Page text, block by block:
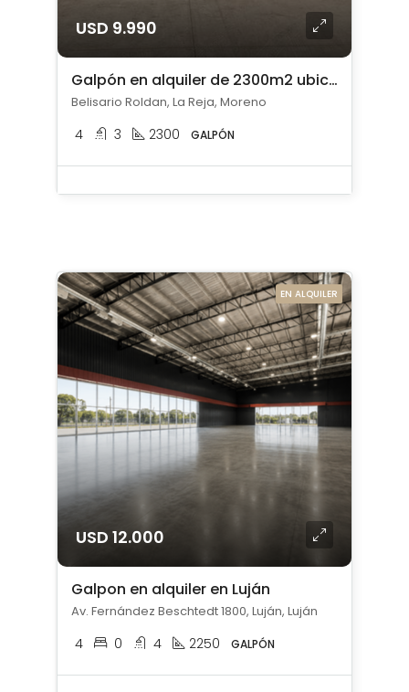
USD 9.990
Galpón en alquiler de 2300m2 ubicado en La Reja
Belisario Roldan, La Reja, Moreno
4 3 2300 GALPÓN
EN ALQUILER
USD 12.000
Galpon en alquiler en Luján
Av. Fernández Beschtedt 1800, Luján, Luján
4 0 4 2250 GALPÓN